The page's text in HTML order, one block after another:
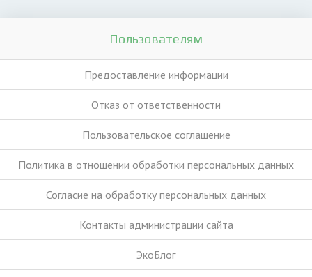
Пользователям
Предоставление информации
Отказ от ответственности
Пользовательское соглашение
Политика в отношении обработки персональных данных
Согласие на обработку персональных данных
Контакты администрации сайта
ЭкоБлог